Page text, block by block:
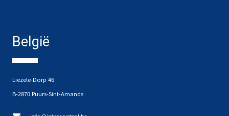
België
Liezele-Dorp 46
B-2870 Puurs-Sint-Amands